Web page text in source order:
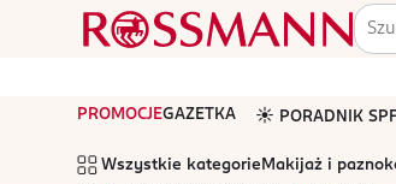
PROMOCJEGAZETKA ☀️ PORADNIK SPF
Wszystkie kategorie Makijaż i